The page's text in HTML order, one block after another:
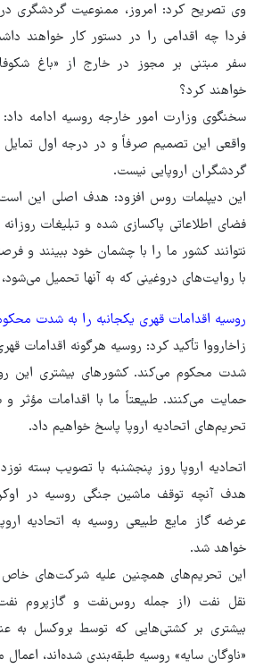
وی تصریح کرد: امروز، ممنوعیت گردشگری
فردا چه اقدامی را در دستور کار خواهند
سفر مبتنی بر مجوز در خارج از «باغ
خواهند کرد؟
سخنگوی وزارت امور خارجه روسیه ادامه داد:
واقعی این تصمیم صرفاً و در درجه اول
گردشگران اروپایی نیست.
این دیپلمات روس افزود: هدف اصلی این
فضای اطلاعاتی پاکسازی شده و تبلیغات
نتوانند کشور ما را با چشمان خود ببینند و
با روایت‌های دروغینی که به آنها تحمیل
روسیه اقدامات قهری یکجانبه را به شدت
زاخارووا تأکید کرد: روسیه هرگونه اقدامات
شدت محکوم می‌کند. کشورهای بیشتری این
حمایت می‌کنند. طبیعتاً ما با اقدامات مؤثر و
تحریم‌های اتحادیه اروپا پاسخ خواهیم داد.
اتحادیه اروپا روز پنجشنبه با تصویب بسته
هدف آنچه توقف ماشین جنگی روسیه در
خواهد شد.
این تحریم‌های همچنین علیه شرکت‌های
نقل نفت (از جمله روس‌نفت و گازپروم
بیشتری بر کشتی‌هایی که توسط بروکسل به
«ناوگان سایه» روسیه طبقه‌بندی شده‌اند، اعمال